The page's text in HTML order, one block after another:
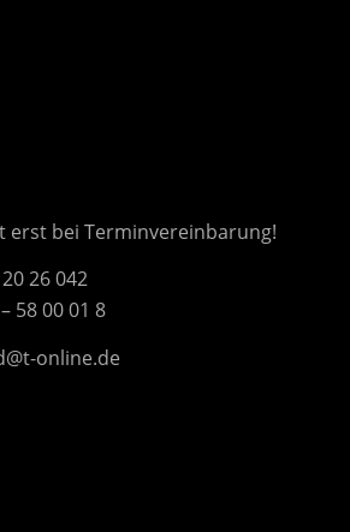
erst bei Terminvereinbarung!
26 042
58 00 01 8
online.de